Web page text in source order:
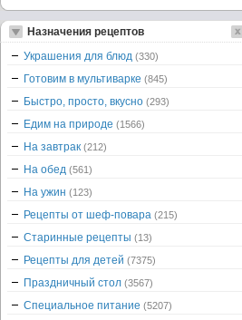
Назначения рецептов
Украшения для блюд (330)
Готовим в мультиварке (845)
Быстро, просто, вкусно (293)
Едим на природе (1566)
На завтрак (212)
На обед (561)
На ужин (123)
Рецепты от шеф-повара (215)
Старинные рецепты (13)
Рецепты для детей (7375)
Праздничный стол (3567)
Специальное питание (5207)